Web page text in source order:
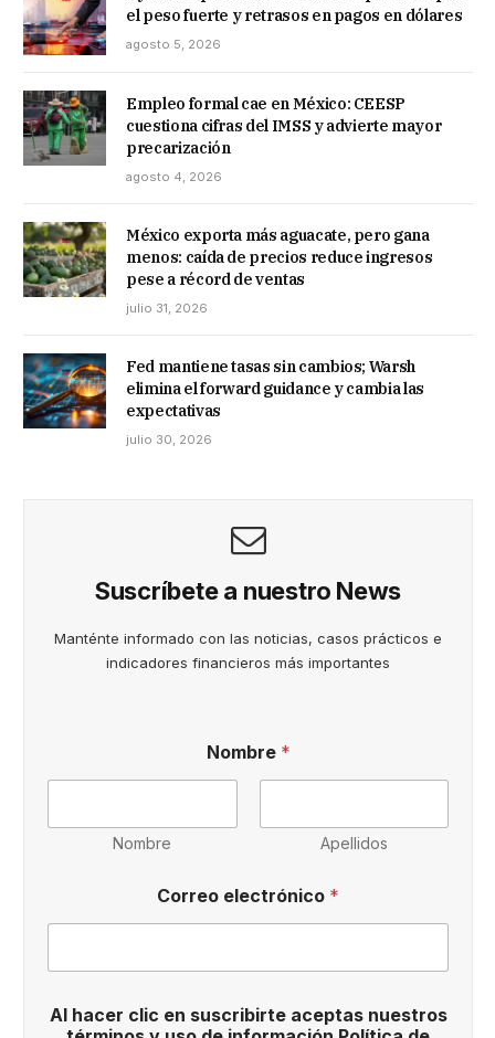
el peso fuerte y retrasos en pagos en dólares
agosto 5, 2026
Empleo formal cae en México: CEESP
cuestiona cifras del IMSS y advierte mayor
precarización
agosto 4, 2026
México exporta más aguacate, pero gana
menos: caída de precios reduce ingresos
pese a récord de ventas
julio 31, 2026
Fed mantiene tasas sin cambios; Warsh
elimina el forward guidance y cambia las
expectativas
julio 30, 2026
Suscríbete a nuestro News
Manténte informado con las noticias, casos prácticos e
indicadores financieros más importantes
l
i
c
s
s
c
Nombre *
Nombre Apellidos
Correo electrónico *
Al hacer clic en suscribirte aceptas nuestros